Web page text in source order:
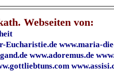
Webseiten von:
Eucharistie.de www.maria-
www.adoremus.de